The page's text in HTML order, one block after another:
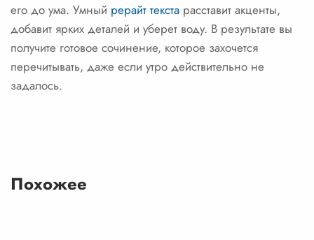
его до ума. Умный рерайт текста расставит акценты,
добавит ярких деталей и уберет воду. В результате вы
получите готовое сочинение, которое захочется
перечитывать, даже если утро действительно не
задалось.
Похожее